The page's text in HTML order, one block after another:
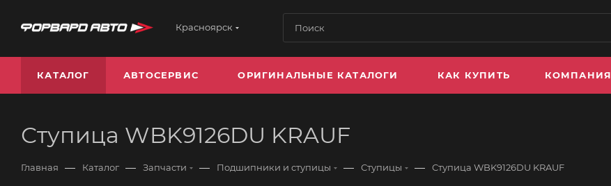
Красноярск
КАТАЛОГ АВТОСЕРВИС ОРИГИНАЛЬНЫЕ КАТАЛОГИ КАК КУПИТЬ КОМПАНИЯ
Ступица WBK9126DU KRAUF
Главная — Каталог — Запчасти — Подшипники и ступицы — Ступицы — Ступица WBK9126DU KRAUF